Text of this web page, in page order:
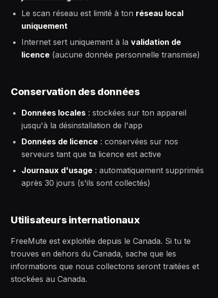
Le scan réseau est limité à ton réseau local
uniquement
Internet sert uniquement à la validation de
licence (aucune donnée personnelle transmise)
Conservation des données
Données locales : stockées sur ton appareil
jusqu'à la désinstallation de l'app
Données de licence : conservées sur nos
serveurs tant que ta licence est active
Journaux d'usage : automatiquement supprimés
après 30 jours (s'ils sont collectés)
Utilisateurs internationaux
FreeMute est exploitée depuis le Canada. Si tu te
trouves en dehors du Canada, sache que les
informations que nous collectons seront traitées et
stockées au Canada.